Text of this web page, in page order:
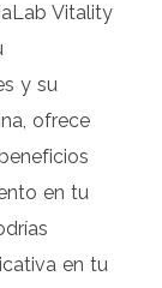
Vitality
y su
ofrece
en tu
en tu